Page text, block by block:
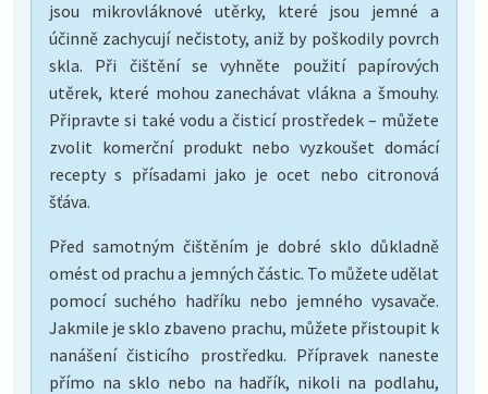
jsou mikrovláknové utěrky, které jsou jemné a
účinně zachycují nečistoty, aniž by poškodily povrch
skla. Při čištění se vyhněte použití papírových
utěrek, které mohou zanechávat vlákna a šmouhy.
Připravte si také vodu a čisticí prostředek – můžete
zvolit komerční produkt nebo vyzkoušet domácí
recepty s přísadami jako je ocet nebo citronová
šťáva.
Před samotným čištěním je dobré sklo důkladně
omést od prachu a jemných částic. To můžete udělat
pomocí suchého hadříku nebo jemného vysavače.
Jakmile je sklo zbaveno prachu, můžete přistoupit k
nanášení čisticího prostředku. Přípravek naneste
přímo na sklo nebo na hadřík, nikoli na podlahu,